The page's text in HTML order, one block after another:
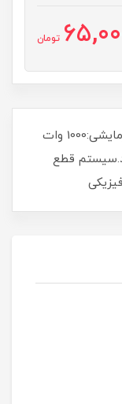
تومان
مناسب برای:سماور برقی حداکثر توان گرمایشی:1000 وات
قطع